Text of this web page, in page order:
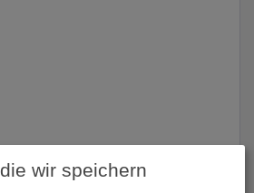
wir speichern